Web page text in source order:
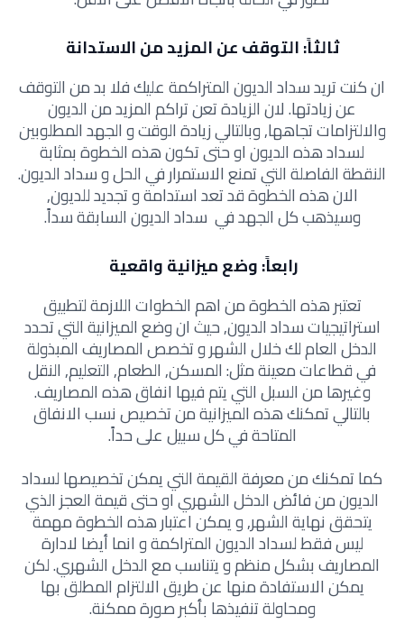
ثالثاً: التوقف عن المزيد من الاستدانة
ان كنت تريد سداد الديون المتراكمة عليك فلا بد من التوقف
عن زيادتها. لان الزيادة تعن تراكم المزيد من الديون
والالتزامات تجاهها, وبالتالي زيادة الوقت و الجهد المطلوبين
لسداد هذه الديون او حتى تكون هذه الخطوة بمثابة
النقطة الفاصلة التي تمنع الاستمرار في الحل و سداد الديون.
الان هذه الخطوة قد تعد استدامة و تجديد للديون,
وسيذهب كل الجهد في سداد الديون السابقة سداً.
رابعاً: وضع ميزانية واقعية
تعتبر هذه الخطوة من اهم الخطوات اللازمة لتطبيق
استراتيجيات سداد الديون, حيث ان وضع الميزانية التي تحدد
الدخل العام لك خلال الشهر و تخصص المصاريف المبذولة
في قطاعات معينة مثل: المسكن, الطعام, التعليم, النقل
وغيرها من السبل التي يتم فيها انفاق هذه المصاريف.
بالتالي تمكنك هذه الميزانية من تخصيص نسب الانفاق
المتاحة في كل سبيل على حداً.
كما تمكنك من معرفة القيمة التي يمكن تخصيصها لسداد
الديون من فائض الدخل الشهري او حتى قيمة العجز الذي
يتحقق نهاية الشهر, و يمكن اعتبار هذه الخطوة مهمة
ليس فقط لسداد الديون المتراكمة و انما أيضا لادارة
المصاريف بشكل منظم و يتناسب مع الدخل الشهري. لكن
يمكن الاستفادة منها عن طريق الالتزام المطلق بها
ومحاولة تنفيذها بأكبر صورة ممكنة.